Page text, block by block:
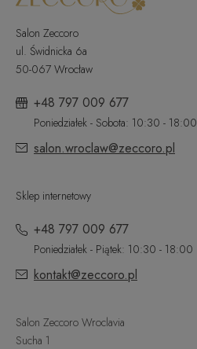
Salon Zeccoro
ul. Świdnicka 6a
50-067 Wrocław
+48 797 009 677
Poniedziałek - Sobota: 10:30 - 18:00
salon.wroclaw@zeccoro.pl
Sklep internetowy
+48 797 009 677
Poniedziałek - Piątek: 10:30 - 18:00
kontakt@zeccoro.pl
Salon Zeccoro Wroclavia
Sucha 1